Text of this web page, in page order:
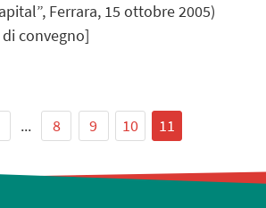
Ferrara, 15 ottobre 2005)
convegno]
... 8 9 10 11